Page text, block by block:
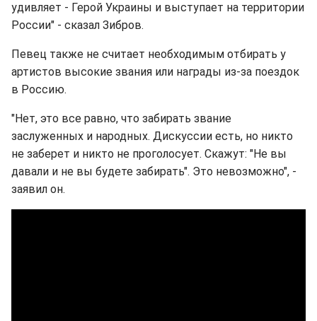
удивляет - Герой Украины и выступает на территории
России" - сказал Зибров.
Певец также не считает необходимым отбирать у
артистов высокие звания или награды из-за поездок
в Россию.
"Нет, это все равно, что забирать звание
заслуженных и народных. Дискуссии есть, но никто
не заберет и никто не проголосует. Скажут: "Не вы
давали и не вы будете забирать". Это невозможно", -
заявил он.